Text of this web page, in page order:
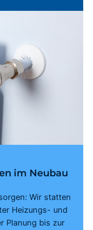
im Neubau
Wir statten
Heizungs- und
Planung bis zur